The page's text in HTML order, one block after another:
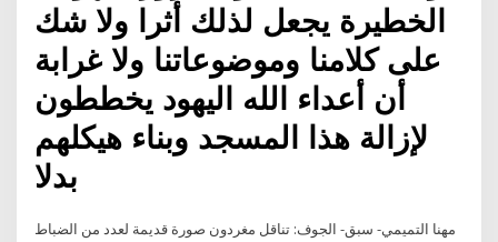
الخطيرة يجعل لذلك أثرا ولا شك
على كلامنا وموضوعاتنا ولا غرابة
أن أعداء الله اليهود يخططون
لإزالة هذا المسجد وبناء هيكلهم
بدلا
مهنا التميمي- سبق- الجوف: تناقل مغردون صورة قديمة لعدد من الضباط